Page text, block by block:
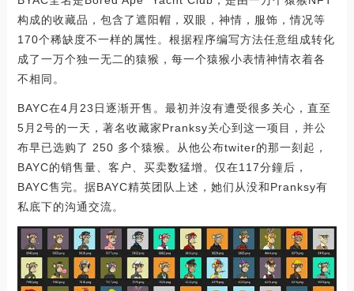
构成的收藏品，包含了遮阳帽，双眼，神情，服饰，情况等
170个稀缺度不一样的属性。根据程序编写方法任意组成转化
成了一万个独一无二的猿猴，每一个猿猴小表情神情衣着各
不相同。
BAYC在4月23日逐渐开售。最初并沒有遭受很多关心，直至
5月2号的一天，著名收藏家Pranksy关心到这一项目，并公
布早已选购了 250 多个猿猴。从他公布twiter的那一刻起，
BAYC的销售量、客户、买卖数猛增。仅在117分鐘后，
BAYC售完。据BAYC精英团队上述，她们从没和Pranksy有
私底下的沟通交流。